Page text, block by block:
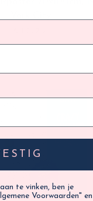
te vinken, ben je
Voorwaarden" en